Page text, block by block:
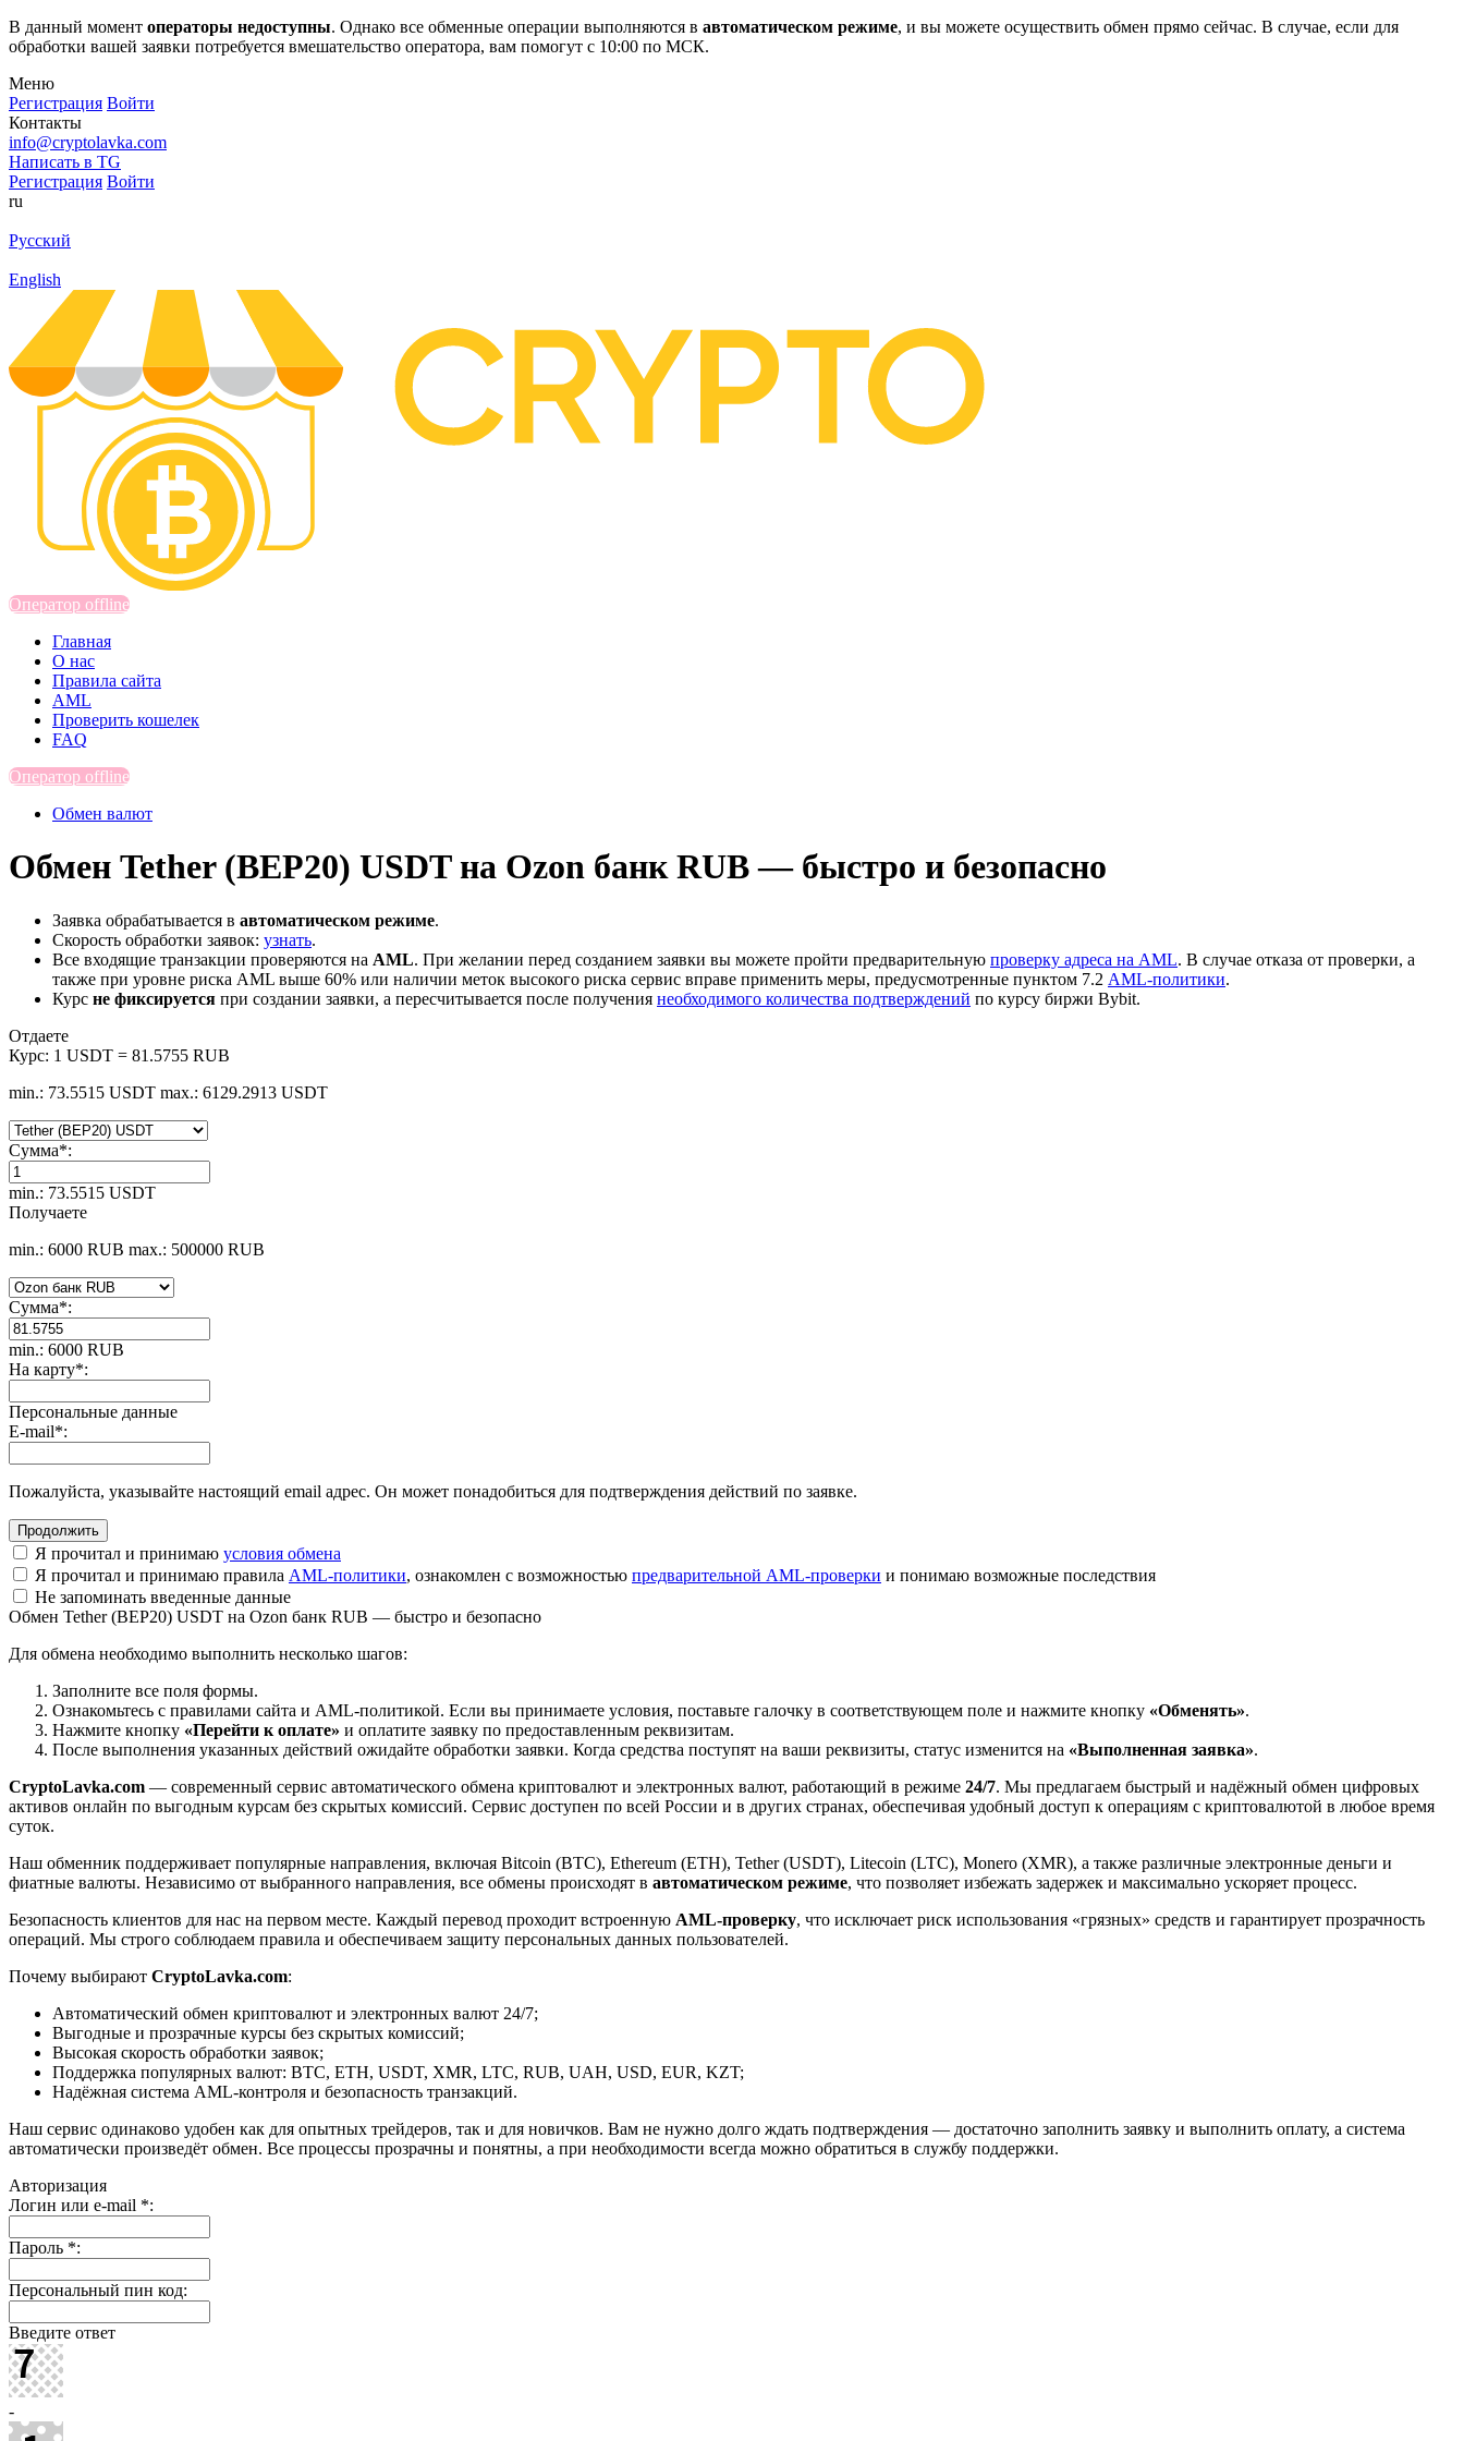
В данный момент операторы недоступны. Однако все обменные операции выполняются в автоматическом режиме, и вы можете осуществить обмен прямо сейчас. В случае, если для
обработки вашей заявки потребуется вмешательство оператора, вам помогут с 10:00 по МСК.
Меню
Регистрация Войти
Контакты
info@cryptolavka.com
Написать в TG
Регистрация Войти
ru
Русский
English
Оператор offline
Главная
О нас
Правила сайта
AML
Проверить кошелек
FAQ
Оператор offline
Обмен валют
Обмен Tether (BEP20) USDT на Ozon банк RUB — быстро и безопасно
Заявка обрабатывается в автоматическом режиме.
Скорость обработки заявок: узнать.
Все входящие транзакции проверяются на AML. При желании перед созданием заявки вы можете пройти предварительную проверку адреса на AML. В случае отказа от проверки, а
также при уровне риска AML выше 60% или наличии меток высокого риска сервис вправе применить меры, предусмотренные пунктом 7.2 AML-политики.
Курс не фиксируется при создании заявки, а пересчитывается после получения необходимого количества подтверждений по курсу биржи Bybit.
Отдаете
Курс: 1 USDT = 81.5755 RUB
min.: 73.5515 USDT max.: 6129.2913 USDT
Сумма*:
min.: 73.5515 USDT
Получаете
min.: 6000 RUB max.: 500000 RUB
Сумма*:
min.: 6000 RUB
На карту*:
Персональные данные
E-mail*:
Пожалуйста, указывайте настоящий email адрес. Он может понадобиться для подтверждения действий по заявке.
Я прочитал и принимаю условия обмена
Я прочитал и принимаю правила AML-политики, ознакомлен с возможностью предварительной AML-проверки и понимаю возможные последствия
Не запоминать введенные данные
Обмен Tether (BEP20) USDT на Ozon банк RUB — быстро и безопасно
Для обмена необходимо выполнить несколько шагов:
Заполните все поля формы.
Ознакомьтесь с правилами сайта и AML-политикой. Если вы принимаете условия, поставьте галочку в соответствующем поле и нажмите кнопку «Обменять».
Нажмите кнопку «Перейти к оплате» и оплатите заявку по предоставленным реквизитам.
После выполнения указанных действий ожидайте обработки заявки. Когда средства поступят на ваши реквизиты, статус изменится на «Выполненная заявка».
CryptoLavka.com — современный сервис автоматического обмена криптовалют и электронных валют, работающий в режиме 24/7. Мы предлагаем быстрый и надёжный обмен цифровых
активов онлайн по выгодным курсам без скрытых комиссий. Сервис доступен по всей России и в других странах, обеспечивая удобный доступ к операциям с криптовалютой в любое время
суток.
Наш обменник поддерживает популярные направления, включая Bitcoin (BTC), Ethereum (ETH), Tether (USDT), Litecoin (LTC), Monero (XMR), а также различные электронные деньги и
фиатные валюты. Независимо от выбранного направления, все обмены происходят в автоматическом режиме, что позволяет избежать задержек и максимально ускоряет процесс.
Безопасность клиентов для нас на первом месте. Каждый перевод проходит встроенную AML-проверку, что исключает риск использования «грязных» средств и гарантирует прозрачность
операций. Мы строго соблюдаем правила и обеспечиваем защиту персональных данных пользователей.
Почему выбирают CryptoLavka.com:
Автоматический обмен криптовалют и электронных валют 24/7;
Выгодные и прозрачные курсы без скрытых комиссий;
Высокая скорость обработки заявок;
Поддержка популярных валют: BTC, ETH, USDT, XMR, LTC, RUB, UAH, USD, EUR, KZT;
Надёжная система AML-контроля и безопасность транзакций.
Наш сервис одинаково удобен как для опытных трейдеров, так и для новичков. Вам не нужно долго ждать подтверждения — достаточно заполнить заявку и выполнить оплату, а система
автоматически произведёт обмен. Все процессы прозрачны и понятны, а при необходимости всегда можно обратиться в службу поддержки.
Авторизация
Логин или e-mail *:
Пароль *:
Персональный пин код:
Введите ответ
-